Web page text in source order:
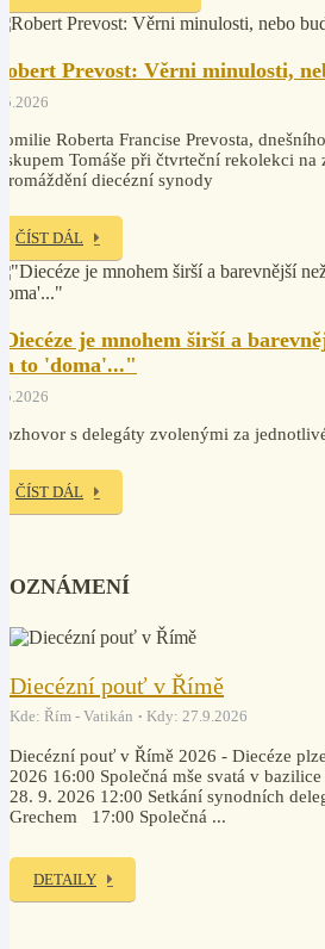
Prevost: Věrni minulosti,
Roberta Francise Prevosta,
Tomáše při čtvrteční rekolekci na
diecézní synody
ČÍST DÁL
je mnohem širší a
to 'doma'..."
s delegáty zvolenými za
ČÍST DÁL
OZNÁMENÍ
Diecézní pouť v Římě
Kde: Řím - Vatikán Kdy: 27.9.2026
Diecézní pouť v Římě 2026 - Diecéze
2026 16:00 Společná mše svatá v
28. 9. 2026 12:00 Setkání synodních
Grechem 17:00 Společná ...
DETAILY